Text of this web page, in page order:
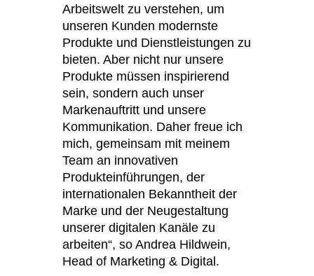
Taiwan(TW)
Tansania(TZ)
Thailand(TH)
Tschechische Republik (CZ)
Tunesien(TN)
Ukraine(UA)
Ungarn(HU)
Vereinigte Arabische Emirate(AE)
Weißrussland (BY)
Ägypten(EG)
Österreich(AT)
Arbeitswelt zu verstehen, um
unseren Kunden modernste
Produkte und Dienstleistungen zu
bieten. Aber nicht nur unsere
Produkte müssen inspirierend
sein, sondern auch unser
Markenauftritt und unsere
Kommunikation. Daher freue ich
mich, gemeinsam mit meinem
Team an innovativen
Produkteinführungen, der
internationalen Bekanntheit der
Marke und der Neugestaltung
unserer digitalen Kanäle zu
arbeiten“, so Andrea Hildwein,
Head of Marketing & Digital.